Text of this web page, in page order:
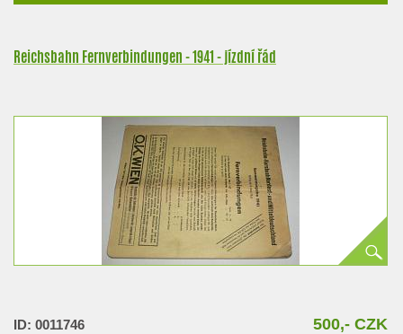
Reichsbahn Fernverbindungen - 1941 - jízdní řád
ID: 0011746 500,- CZK